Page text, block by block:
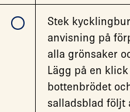
Stek
anvisning på
alla grönsaker
Lägg på en
bottenbrödet
salladsblad följt